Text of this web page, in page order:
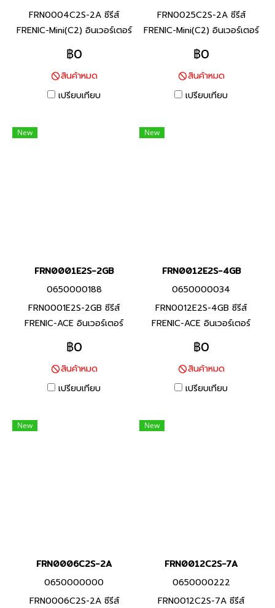
FRN0004C2S-2A ซีรีส์
FRENIC-Mini(C2) อินเวอร์เตอร์
แบรนด์ฟูจิ อิเลคทริค สินค้า
แบรนด์ญี่ปุ่น พิกัดกำลัง 0.4
กิโลวัตต์ FRENIC-Mini ยกระดับ
ประสิทธิภาพของเครื่องจักร และ
พัดลม / งานมอเตอร์ปั๊ม / งาน
฿0
สินค้าหมด
เปรียบเทียบ
FRN0025C2S-2A ซีรีส์
FRENIC-Mini(C2) อินเวอร์เตอร์
แบรนด์ฟูจิ อิเลคทริค สินค้า
แบรนด์ญี่ปุ่น พิกัดกำลัง 5.5
กิโลวัตต์ FRENIC-Mini ยกระดับ
ประสิทธิภาพของเครื่องจักร และ
พัดลม / งานมอเตอร์ปั๊ม / งาน
฿0
สินค้าหมด
เปรียบเทียบ
New
FRN0001E2S-2GB
0650000188
FRN0001E2S-2GB ซีรีส์
FRENIC-ACE อินเวอร์เตอร์
แบรนด์ฟูจิ อิเลคทริค สินค้า
แบรนด์ญี่ปุ่น พิกัดกำลัง 0.1
กิโลวัตต์(HHD), 0.2 กิโล
วัตต์(HND) อินเวอร์เตอร์ที่มี
ที่เหมาะสมสำหรับการใช้งานที่
฿0
สินค้าหมด
เปรียบเทียบ
New
FRN0012E2S-4GB
0650000034
FRN0012E2S-4GB ซีรีส์
FRENIC-ACE อินเวอร์เตอร์
แบรนด์ฟูจิ อิเลคทริค สินค้า
แบรนด์ญี่ปุ่น พิกัดกำลัง 3.7
กิโลวัตต์(HHD), 5.5 กิโล
วัตต์(ND,HD,HND) อินเวอร์
ออกแบบที่เหมาะสมสำหรับการใช้
฿0
สินค้าหมด
เปรียบเทียบ
New
FRN0006C2S-2A
0650000000
FRN0006C2S-2A ซีรีส์
New
FRN0012C2S-7A
0650000222
FRN0012C2S-7A ซีรีส์